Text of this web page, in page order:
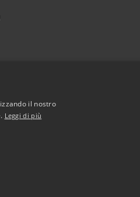
• Powered by
il nostro
Leggi di più